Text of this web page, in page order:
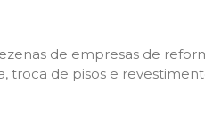
de empresas de
troca de pisos e